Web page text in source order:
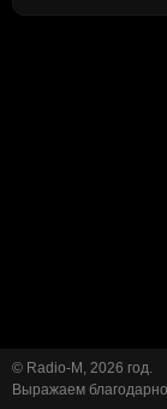
© Radio-M, 2026 год.
Выражаем